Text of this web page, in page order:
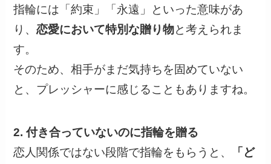
指輪には「約束」「永遠」といった意味があ
り、恋愛において特別な贈り物と考えられま
す。
そのため、相手がまだ気持ちを固めていない
と、プレッシャーに感じることもありますね。
2. 付き合っていないのに指輪を贈る
恋人関係ではない段階で指輪をもらうと、
「ど